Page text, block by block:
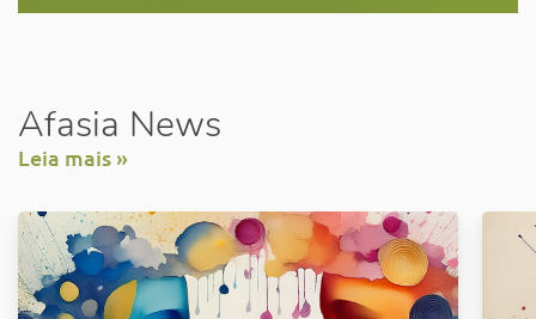
Afasia News
Leia mais »